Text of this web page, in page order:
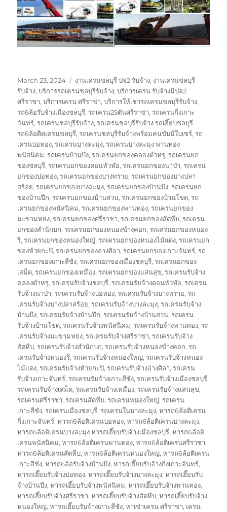
Posted
on
March 23, 2024 Tags
งานเครนชลบุรี ปจ2 รับจ้าง, งานเครนชลบุรี
รับจ้าง,บริการรถเครนชลบุรีรับจ้าง,บริการเครน รับจ้างมีปจ2
ศรีราชา,บริการเครน ศรีราชา,บริการให้เช่ารถเครนชลบุรีรับจ้าง,
รถ6ล้อรับจ้างเมืองชลบุรี,รถเครน25ตันศรีราชา,รถเครนกิ่งเกาะ
จันทร์,รถเครนชลบุรีรับจ้าง,รถเครนชลบุรีรับจ้าง รถเฮี๊ยบชลบุรี
รถ6ล้อติดเครนชลบุรี,รถเครนชลบุรีรับจ้างพร้อมคนขับมีใบเซร์,รถ
เครนบ่อทอง,รถเครนบางละมุง,รถเครนบางละมุง พานทอง
พนัสนิคม,รถเครนบ้านบึง,รถเครนยกของคลองตำหรุ,รถเครนยก
ของชลบุรี,รถเครนยกของดอนหัวฬ่อ,รถเครนยกของนาป่า,รถเครน
ยกของบ่อทอง,รถเครนยกของบางทราย,รถเครนยกของบางปลา
สร้อย,รถเครนยกของบางละมุง,รถเครนยกของบ้านบึง,รถเครนยก
ของบ้านปึก,รถเครนยกของบ้านสวน,รถเครนยกของบ้านโขด,รถ
เครนยกของพนัสนิคม,รถเครนยกของพานทอง,รถเครนยกของ
มะขามหย่ง,รถเครนยกของศรีราชา,รถเครนยกของสัตหีบ,รถเครน
ยกของสำนักบก,รถเครนยกของหนองข้างคอก,รถเครนยกของหนอง
รี,รถเครนยกของหนองใหญ่,รถเครนยกของหนองไม้แดง,รถเครนยก
ของห้วยกะปิ,รถเครนยกของอ่างศิลา,รถเครนยกของเกาะจันทร์,รถ
เครนยกของเกาะสีชัง,รถเครนยกของเมืองชลบุรี,รถเครนยกของ
เสม็ด,รถเครนยกของเหมือง,รถเครนยกของแสนสุข,รถเครนรับจ้าง
คลองตำหรุ,รถเครนรับจ้างชลบุรี,รถเครนรับจ้างดอนหัวฬ่อ,รถเครน
รับจ้างนาป่า,รถเครนรับจ้างบ่อทอง,รถเครนรับจ้างบางทราย,รถ
เครนรับจ้างบางปลาสร้อย,รถเครนรับจ้างบางละมุง,รถเครนรับจ้าง
บ้านบึง,รถเครนรับจ้างบ้านปึก,รถเครนรับจ้างบ้านสวน,รถเครน
รับจ้างบ้านโขด,รถเครนรับจ้างพนัสนิคม,รถเครนรับจ้างพานทอง,รถ
เครนรับจ้างมะขามหย่ง,รถเครนรับจ้างศรีราชา,รถเครนรับจ้าง
สัตหีบ,รถเครนรับจ้างสำนักบก,รถเครนรับจ้างหนองข้างคอก,รถ
เครนรับจ้างหนองรี,รถเครนรับจ้างหนองใหญ่,รถเครนรับจ้างหนอง
ไม้แดง,รถเครนรับจ้างห้วยกะปิ,รถเครนรับจ้างอ่างศิลา,รถเครน
รับจ้างเกาะจันทร์,รถเครนรับจ้างเกาะสีชัง,รถเครนรับจ้างเมืองชลบุรี,
รถเครนรับจ้างเสม็ด,รถเครนรับจ้างเหมือง,รถเครนรับจ้างแสนสุข,
รถเครนศรีราชา,รถเครนสัตหีบ,รถเครนหนองใหญ่,รถเครน
เกาะสีชัง,รถเครนเมืองชลบุรี,รถเครนในบางละมุง,หารถ6ล้อติเครน
กิ่งเกาะจันทร์,หารถ6ล้อติเครนบ่อทอง,หารถ6ล้อติเครนบางละมุง,
หารถ6ล้อติเครนบางละมุง หารถเฮี๊ยบรับจ้างเมืองชลบุรี,หารถ6ล้อติ
เครนพนัสนิคม,หารถ6ล้อติเครนพานทอง,หารถ6ล้อติเครนศรีราชา,
หารถ6ล้อติเครนสัตหีบ,หารถ6ล้อติเครนหนองใหญ่,หารถ6ล้อติเครน
เกาะสีชัง,หารถ6ล้อรับจ้างบ้านบึง,หารถเฮี๊ยบรับจ้างกิ่งเกาะจันทร์,
หารถเฮี๊ยบรับจ้างบ่อทอง,หารถเฮี๊ยบรับจ้างบางละมุง,หารถเฮี๊ยบรับ
จ้างบ้านบึง,หารถเฮี๊ยบรับจ้างพนัสนิคม,หารถเฮี๊ยบรับจ้างพานทอง,
หารถเฮี๊ยบรับจ้างศรีราชา,หารถเฮี๊ยบรับจ้างสัตหีบ,หารถเฮี๊ยบรับจ้าง
หนองใหญ่,หารถเฮี๊ยบรับจ้างเกาะสีชัง,หาเช่าเครน ศรีราชา, เครน